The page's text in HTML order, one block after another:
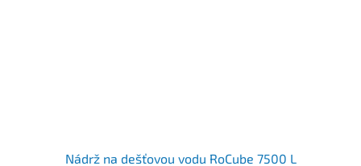
Nádrž na dešťovou vodu RoCube 7500 L